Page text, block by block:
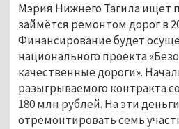
Мэрия Нижнего Тагила ищет
займётся ремонтом дорог в
Финансирование будет
национального проекта
качественные дороги».
разыгрываемого контракта
180 млн рублей. На эти
отремонтировать семь